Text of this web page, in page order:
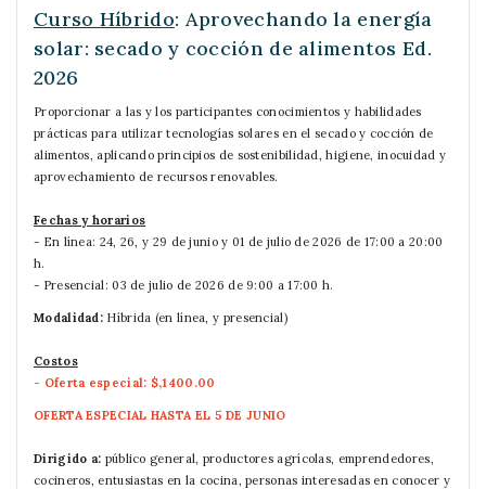
Curso Híbrido: Aprovechando la energía
solar: secado y cocción de alimentos Ed.
2026
Proporcionar a las y los participantes conocimientos y habilidades
prácticas para utilizar tecnologías solares en el secado y cocción de
alimentos, aplicando principios de sostenibilidad, higiene, inocuidad y
aprovechamiento de recursos renovables.
Fechas y horarios
- En línea: 24, 26, y 29 de junio y 01 de julio de 2026 de 17:00 a 20:00
h.
- Presencial: 03 de julio de 2026 de 9:00 a 17:00 h.
Modalidad: Híbrida (en línea, y presencial)
Costos
- Oferta especial: $,1400.00
OFERTA ESPECIAL HASTA EL 5 DE JUNIO
Dirigido a: público general, productores agrícolas, emprendedores,
cocineros, entusiastas en la cocina, personas interesadas en conocer y